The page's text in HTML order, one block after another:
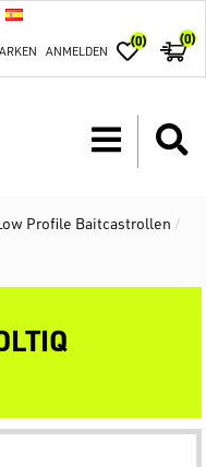
ANMELDEN
(0) (0)
Profile Baitcastrollen /